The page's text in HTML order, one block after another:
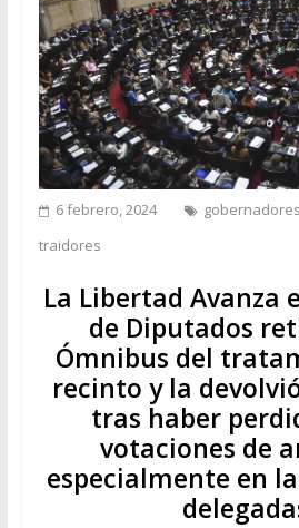
6 febrero, 2024 gobernadores
traidores
La Libertad Avanza
de Diputados
Ómnibus del
recinto y la
tras haber
votaciones de
especialmente en